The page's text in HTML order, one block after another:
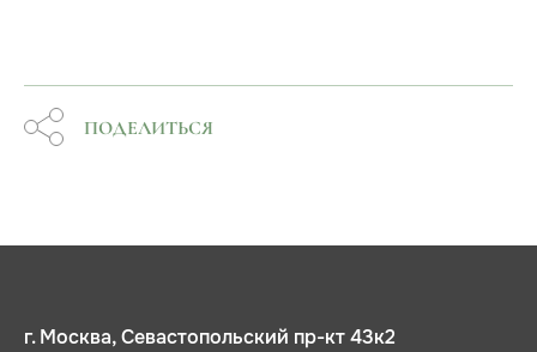
ПОДЕЛИТЬСЯ
г. Москва, Севастопольский пр-кт 43к2